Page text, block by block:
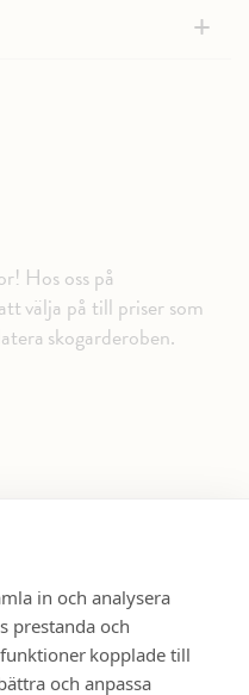
in och analysera
prestanda och
kopplade till
och anpassa
+
Hos oss på
välja på till priser som
skogarderoben.